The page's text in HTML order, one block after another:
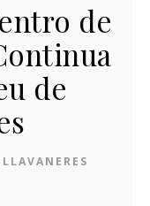
de
de